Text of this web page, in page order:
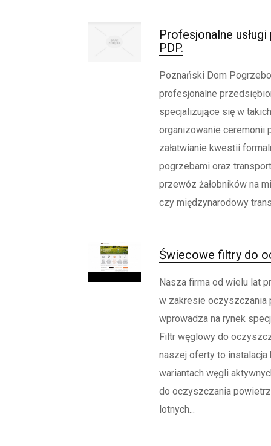
Profesjonalne
PDP.
Poznański Dom
profesjonalne
specjalizujące się w
organizowanie ceremonii
załatwianie kwestii
pogrzebami oraz
przewóz żałobników na
czy międzynarodowy
Świecowe filtry do
Nasza firma od wielu lat
w zakresie oczyszczania
wprowadza na rynek
Filtr węglowy do
naszej oferty to instalacja
wariantach węgli
do oczyszczania
lotnych...